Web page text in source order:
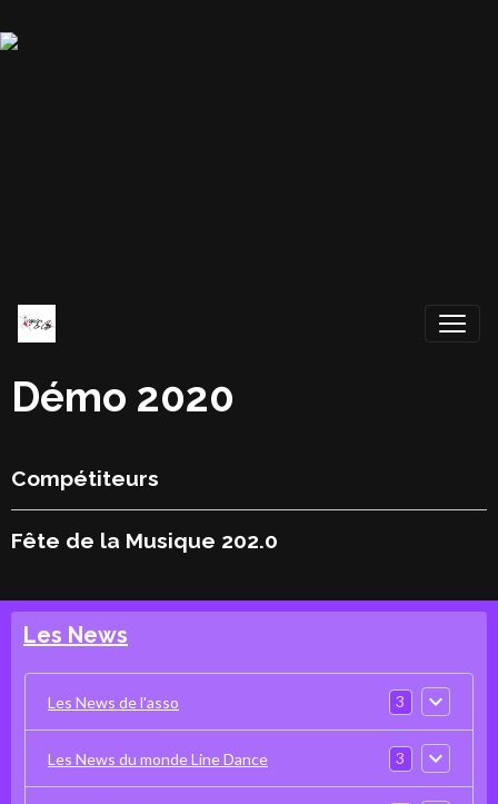
Démo 2020
Compétiteurs
Fête de la Musique 202.0
Les News
Les News de l'asso 3
Les News du monde Line Dance 3